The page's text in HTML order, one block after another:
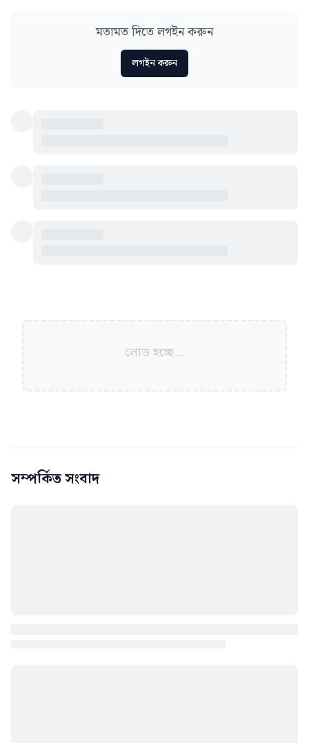
মতামত দিতে লগইন করুন
লগইন করুন
লোড হচ্ছে...
সম্পর্কিত সংবাদ